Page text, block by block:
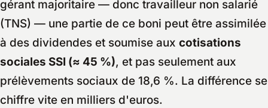
gérant majoritaire — donc travailleur non salarié
(TNS) — une partie de ce boni peut être assimilée
à des dividendes et soumise aux cotisations
sociales SSI (≈ 45 %), et pas seulement aux
prélèvements sociaux de 18,6 %. La différence se
chiffre vite en milliers d'euros.